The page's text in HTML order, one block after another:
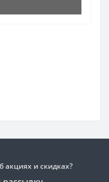
акциях и скидках?